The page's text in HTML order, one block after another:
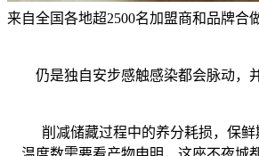
来自全国各地超2500名加盟商和品牌
仍是独自安步感触感染都会脉动，并
削减储藏过程中的养分耗损，保鲜期